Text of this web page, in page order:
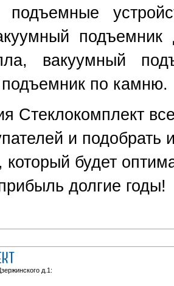
подъемные
вакуумный
по камню.
и подобрать
который будет
долгие годы!
д.1: